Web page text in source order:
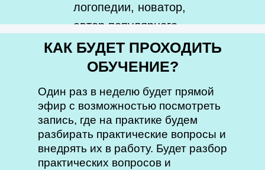
логопедии, новатор,
автор популярного
канала на ютуб и
телеграмм
КАК БУДЕТ ПРОХОДИТЬ
ОБУЧЕНИЕ?
Один раз в неделю будет прямой
эфир с возможностью посмотреть
запись, где на практике будем
разбирать практические вопросы и
внедрять их в работу. Будет разбор
практических вопросов и